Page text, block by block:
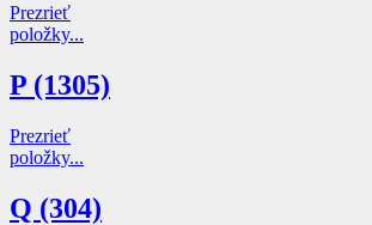
Prezrieť
položky...
P (1305)
Prezrieť
položky...
Q (304)